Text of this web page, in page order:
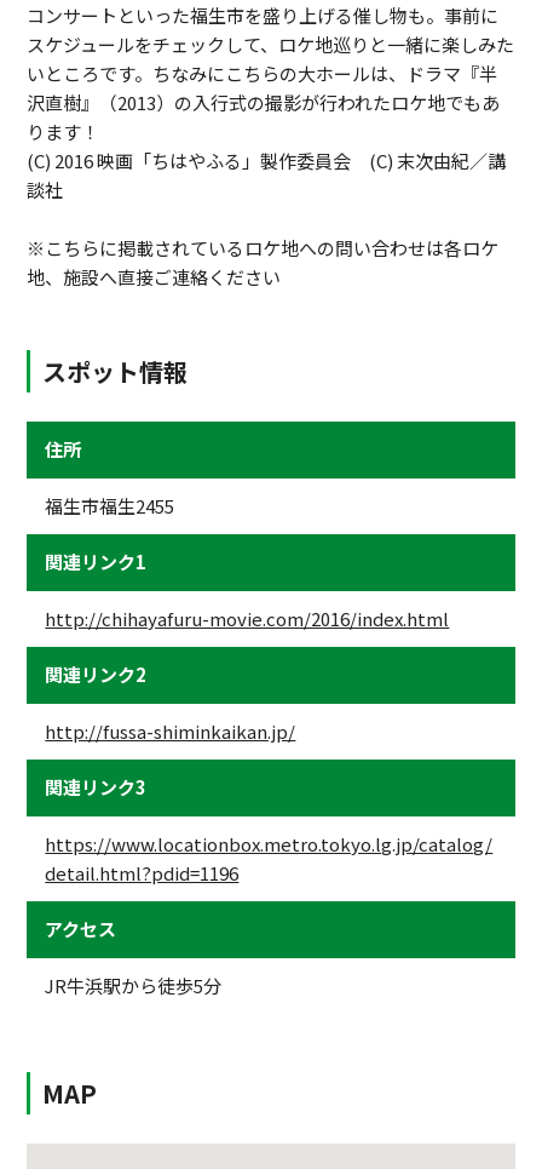
コンサートといった福生市を盛り上げる催し物も。事前に
スケジュールをチェックして、ロケ地巡りと一緒に楽しみた
いところです。ちなみにこちらの大ホールは、ドラマ『半
沢直樹』（2013）の入行式の撮影が行われたロケ地でもあ
ります！
(C) 2016 映画「ちはやふる」製作委員会 (C) 末次由紀／講
談社
※こちらに掲載されているロケ地への問い合わせは各ロケ
地、施設へ直接ご連絡ください
スポット情報
住所
福生市福生2455
関連リンク1
http://chihayafuru-movie.com/2016/index.html
関連リンク2
http://fussa-shiminkaikan.jp/
関連リンク3
https://www.locationbox.metro.tokyo.lg.jp/catalog/
detail.html?pdid=1196
アクセス
JR牛浜駅から徒歩5分
MAP